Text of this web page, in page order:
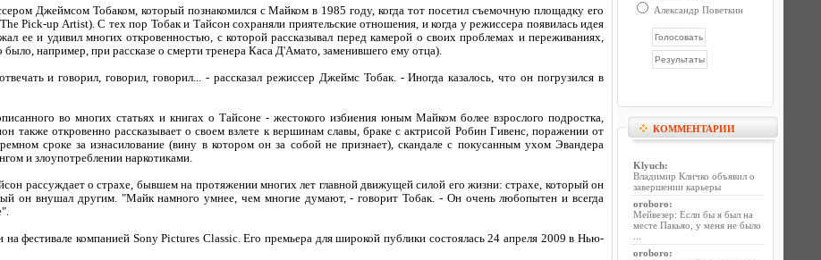
Джеймсом Тобаком, который познакомился с Майком в 1985 году, когда тот посетил съемочную площадку его
Pick-up Artist). C тех пор Тобак и Тайсон сохраняли приятельские отношения, и когда у режиссера появилась идея
ее и удивил многих откровенностью, с которой рассказывал перед камерой о своих проблемах и переживаниях,
было, например, при рассказе о смерти тренера Каса Д'Амато, заменившего ему отца).
и говорил, говорил, говорил... - рассказал режиссер Джеймс Тобак. - Иногда казалось, что он погрузился в
во многих статьях и книгах о Тайсоне - жестокого избиения юным Майком более взрослого подростка,
также откровенно рассказывает о своем взлете к вершинам славы, браке с актрисой Робин Гивенс, поражении от
сроке за изнасилование (вину в котором он за собой не признает), скандале с покусанным ухом Эвандера
и злоупотреблении наркотиками.
рассуждает о страхе, бывшем на протяжении многих лет главной движущей силой его жизни: страхе, который он
он внушал другим. "Майк намного умнее, чем многие думают, - говорит Тобак. - Он очень любопытен и всегда
фестивале компанией Sony Pictures Classic. Его премьера для широкой публики состоялась 24 апреля 2009 в Нью-
Александр Поветкин
КОММЕНТАРИИ
Klyuch:
Владимир Кличко объявил о
завершении карьеры
oroboro:
Мейвезер: Если бы я был на
месте Пакьяо, у меня не было
oroboro: